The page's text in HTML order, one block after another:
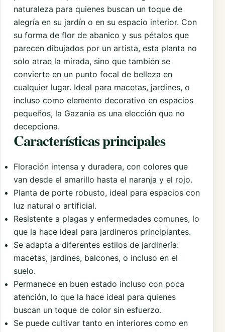
naturaleza para quienes buscan un toque de
alegría en su jardín o en su espacio interior. Con
su forma de flor de abanico y sus pétalos que
parecen dibujados por un artista, esta planta no
solo atrae la mirada, sino que también se
convierte en un punto focal de belleza en
cualquier lugar. Ideal para macetas, jardines, o
incluso como elemento decorativo en espacios
pequeños, la Gazania es una elección que no
decepciona.
Características principales
Floración intensa y duradera, con colores que
van desde el amarillo hasta el naranja y el rojo.
Planta de porte robusto, ideal para espacios con
luz natural o artificial.
Resistente a plagas y enfermedades comunes, lo
que la hace ideal para jardineros principiantes.
Se adapta a diferentes estilos de jardinería:
macetas, jardines, balcones, o incluso en el
suelo.
Permanece en buen estado incluso con poca
atención, lo que la hace ideal para quienes
buscan un toque de color sin esfuerzo.
Se puede cultivar tanto en interiores como en